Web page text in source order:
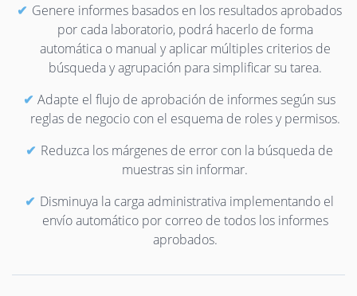
Genere informes basados en los resultados aprobados
por cada laboratorio, podrá hacerlo de forma
automática o manual y aplicar múltiples criterios de
búsqueda y agrupación para simplificar su tarea.
Adapte el flujo de aprobación de informes según sus
reglas de negocio con el esquema de roles y permisos.
Reduzca los márgenes de error con la búsqueda de
muestras sin informar.
Disminuya la carga administrativa implementando el
envío automático por correo de todos los informes
aprobados.